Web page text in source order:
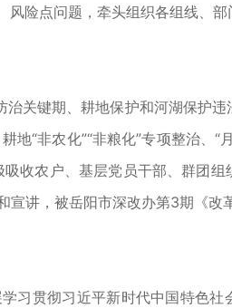
险点问题，牵头组织各组线、
关键期、耕地保护和河湖保护违
“非农化”“非粮化”专项整治、“
收农户、基层党员干部、群团组
讲，被岳阳市深改办第3期《改
贯彻习近平新时代中国特色社